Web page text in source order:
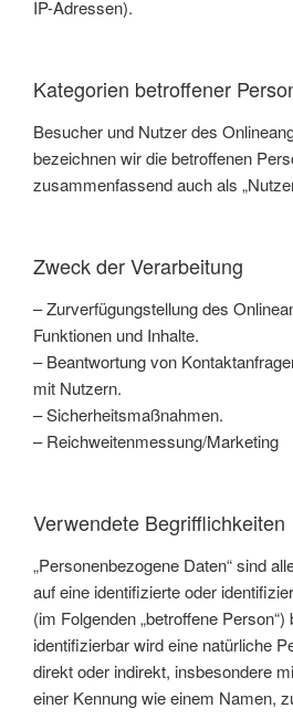
IP-Adressen).
Kategorien betroffener
Besucher und Nutzer des
bezeichnen wir die betroffenen
zusammenfassend auch als
Zweck der Verarbeitung
– Zurverfügungstellung des
Funktionen und Inhalte.
– Beantwortung von
mit Nutzern.
– Sicherheitsmaßnahmen.
– Reichweitenmessung/Marketing
Verwendete Begrifflichkeiten
„Personenbezogene Daten“ sind
auf eine identifizierte oder
(im Folgenden „betroffene Person“)
identifizierbar wird eine natürliche
direkt oder indirekt, insbesondere
einer Kennung wie einem Namen,